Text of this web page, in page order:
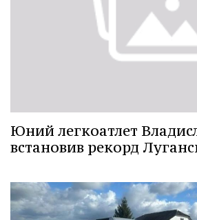
Юний легкоатлет
встановив рекорд